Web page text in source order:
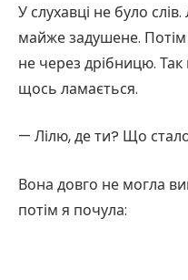
У слухавці не було
майже задушене. Потім
не через дрібницю. Так
щось ламається.
— Лілю, де ти? Що
Вона довго не могла
потім я почула: